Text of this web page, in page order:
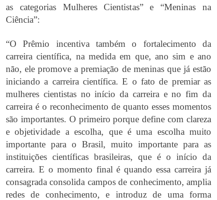
as categorias Mulheres Cientistas” e “Meninas na
Ciência”:
“O Prêmio incentiva também o fortalecimento da
carreira científica, na medida em que, ano sim e ano
não, ele promove a premiação de meninas que já estão
iniciando a carreira científica. E o fato de premiar as
mulheres cientistas no início da carreira e no fim da
carreira é o reconhecimento de quanto esses momentos
são importantes. O primeiro porque define com clareza
e objetividade a escolha, que é uma escolha muito
importante para o Brasil, muito importante para as
instituições científicas brasileiras, que é o início da
carreira. E o momento final é quando essa carreira já
consagrada consolida campos de conhecimento, amplia
redes de conhecimento, e introduz de uma forma